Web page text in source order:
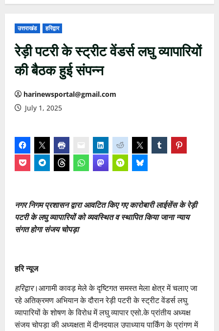
उत्तराखंड हरिद्वार
रेड़ी पटरी के स्ट्रीट वेंडर्स लघु व्यापारियों
की बैठक हुई संपन्न
harinewsportal@gmail.com
July 1, 2025
नगर निगम प्रशासन द्वारा आवटित किए गए कारोबारी लाईसेंस के रेड़ी
पटरी के लघु व्यापारियों को व्यवस्थित व स्थापित किया जाना न्याय
संगत होगा संजय चोपड़ा
हरि न्यूज
हरिद्वार।आगामी कावड़ मेले के दृष्टिगत समस्त मेला क्षेत्र में चलाए जा
रहे अतिक्रमण अभियान के दौरान रेड़ी पटरी के स्ट्रीट वेंडर्स लघु
व्यापारियों के शोषण के विरोध में लघु व्यापार एसो.के प्रांतीय अध्यक्ष
संजय चोपड़ा की अध्यक्षता में दीनदयाल उपाध्याय पार्किंग के प्रांगण में